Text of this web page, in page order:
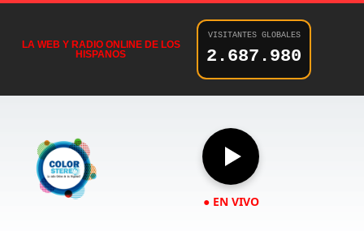
LA WEB Y RADIO ONLINE DE LOS
HISPANOS
VISITANTES GLOBALES
2.687.980
● EN VIVO